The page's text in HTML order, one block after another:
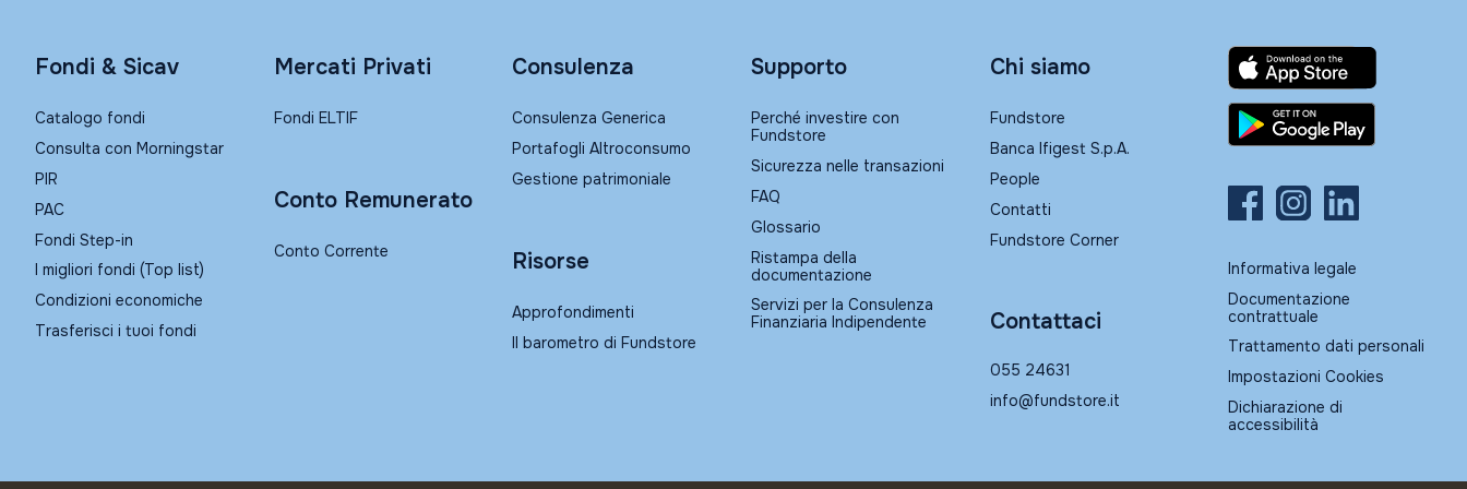
Fondi & Sicav
Catalogo fondi
Consulta con Morningstar
PIR
PAC
Fondi Step-in
I migliori fondi (Top list)
Condizioni economiche
Trasferisci i tuoi fondi
Mercati Privati
Fondi ELTIF
Conto Remunerato
Conto Corrente
Consulenza
Consulenza Generica
Portafogli Altroconsumo
Gestione patrimoniale
Risorse
Approfondimenti
Il barometro di Fundstore
Supporto
Perché investire con
Fundstore
Sicurezza nelle transazioni
FAQ
Glossario
Ristampa della
documentazione
Servizi per la Consulenza
Finanziaria Indipendente
Chi siamo
Fundstore
Banca Ifigest S.p.A.
People
Contatti
Fundstore Corner
Contattaci
055 24631
info@fundstore.it
Informativa legale
Documentazione
contrattuale
Trattamento dati personali
Impostazioni Cookies
Dichiarazione di
accessibilità